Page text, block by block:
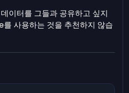
이터를 그들과 공유하고 싶지
사용하는 것을 추천하지 않습